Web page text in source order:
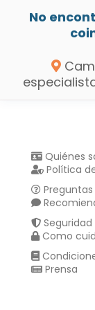
No
Quiénes
Política
Como
Prensa